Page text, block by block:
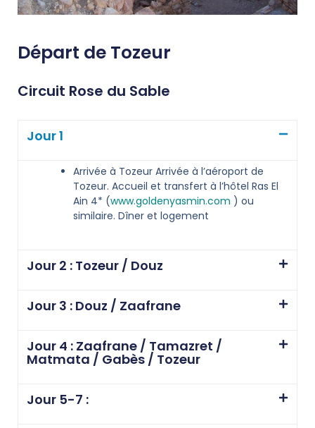
Départ de Tozeur
Circuit Rose du Sable
Jour 1
Arrivée à Tozeur Arrivée à l’aéroport de
Tozeur. Accueil et transfert à l’hôtel Ras El
Ain 4* (www.goldenyasmin.com ) ou
similaire. Dîner et logement
Jour 2 : Tozeur / Douz
Jour 3 : Douz / Zaafrane
Jour 4 : Zaafrane / Tamazret /
Matmata / Gabès / Tozeur
Jour 5-7 :